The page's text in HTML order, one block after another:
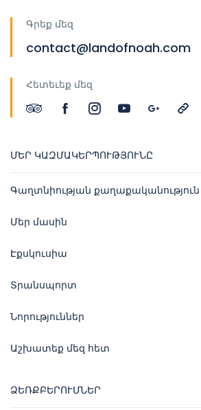
Գրեք մեզ
contact@landofnoah.com
Հետեւեք մեզ
ՄԵՐ ԿԱԶՄԱԿԵՐՊՈՒԹՅՈՒՆԸ
Գաղտնիության քաղաքականություն
Մեր մասին
Էքսկուսիա
Տրանսպորտ
Նորություններ
Աշխատեք մեզ հետ
ՁԵՌՔԲԵՐՈՒՄՆԵՐ